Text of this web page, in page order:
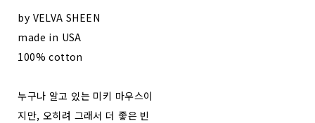
by VELVA SHEEN
made in USA
100% cotton
누구나 알고 있는 미키 마우스이
지만, 오히려 그래서 더 좋은 빈